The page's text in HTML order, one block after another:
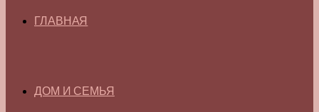
ГЛАВНАЯ
ДОМ И СЕМЬЯ